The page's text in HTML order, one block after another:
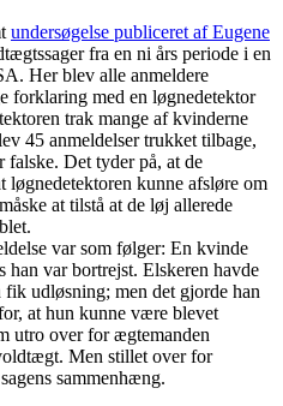
undersøgelse publiceret af Eugene
fra en ni års periode i en
Her blev alle anmeldere
forklaring med en løgnedetektor
trak mange af kvinderne
45 anmeldelser trukket tilbage,
falske. Det tyder på, at de
løgnedetektoren kunne afsløre om
at tilstå at de løj allerede
var som følger: En kvinde
var bortrejst. Elskeren havde
udløsning; men det gjorde han
at hun kunne være blevet
utro over for ægtemanden
Men stillet over for
sammenhæng.